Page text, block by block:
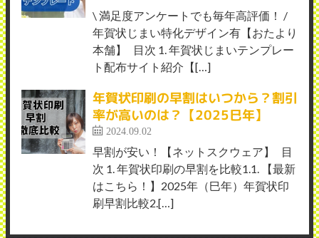
\ 満足度アンケートでも毎年高評価！ /
年賀状じまい特化デザイン有【おたより
本舗】 目次 1. 年賀状じまいテンプレー
ト配布サイト紹介【[…]
年賀状印刷の早割はいつから？割引
率が高いのは？【2025巳年】
2024.09.02
早割が安い！【ネットスクウェア】 目
次 1. 年賀状印刷の早割を比較1.1. 【最新
はこちら！】2025年（巳年）年賀状印
刷早割比較2.[…]